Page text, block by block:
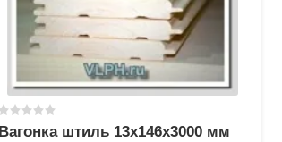
Вагонка штиль 13х146х3000 мм